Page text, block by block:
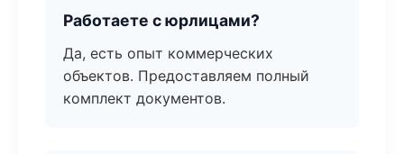
Работаете с юрлицами?
Да, есть опыт коммерческих
объектов. Предоставляем полный
комплект документов.